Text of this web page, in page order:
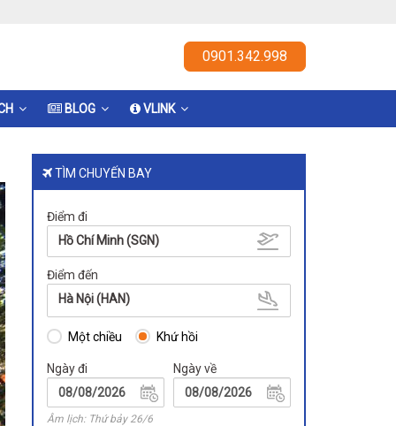
0901.342.998
BLOG VLINK
TÌM CHUYẾN BAY
Điểm đi
Hồ Chí Minh (SGN)
Điểm đến
Hà Nội (HAN)
Một chiều Khứ hồi
Ngày đi
Âm lịch: Thứ bảy 26/6
Ngày về